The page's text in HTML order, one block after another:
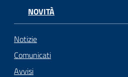
NOVITÀ
Notizie
Comunicati
Avvisi